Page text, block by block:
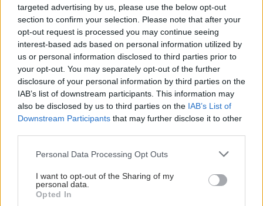
targeted advertising by us, please use the below opt-out
section to confirm your selection. Please note that after your
opt-out request is processed you may continue seeing
interest-based ads based on personal information utilized by
us or personal information disclosed to third parties prior to
your opt-out. You may separately opt-out of the further
disclosure of your personal information by third parties on the
IAB’s list of downstream participants. This information may
also be disclosed by us to third parties on the IAB’s List of
Downstream Participants that may further disclose it to other
Please note that this website/app uses one or more Google
not limited to your visit or usage behaviour. You may click to
grant or deny consent to Google and its third-party tags to
use your data for below specified purposes in below Google
Personal Data Processing Opt Outs
I want to opt-out of the Sharing of my
personal data.
Opted In